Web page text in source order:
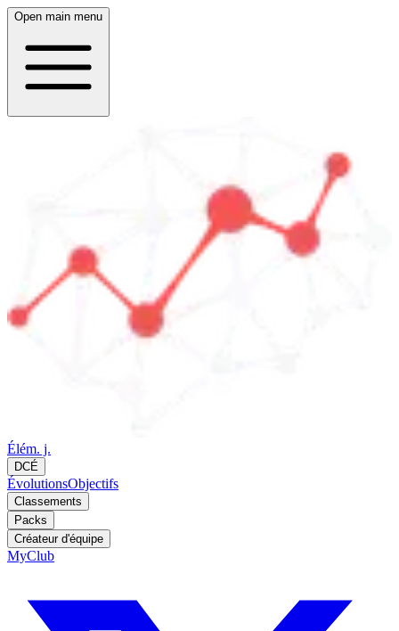
Open main menu
Élém. j.
DCÉ
ÉvolutionsObjectifs
Classements
Packs
Créateur d'équipe
MyClub